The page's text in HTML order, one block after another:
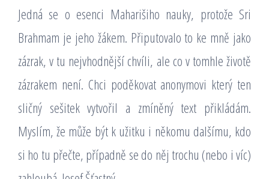
Jedná se o esenci Maharišiho nauky, protože Sri
Brahmam je jeho žákem. Připutovalo to ke mně jako
zázrak, v tu nejvhodnější chvíli, ale co v tomhle životě
zázrakem není. Chci poděkovat anonymovi který ten
sličný sešitek vytvořil a zmíněný text přikládám.
Myslím, že může být k užitku i někomu dalšímu, kdo
si ho tu přečte, případně se do něj trochu (nebo i víc)